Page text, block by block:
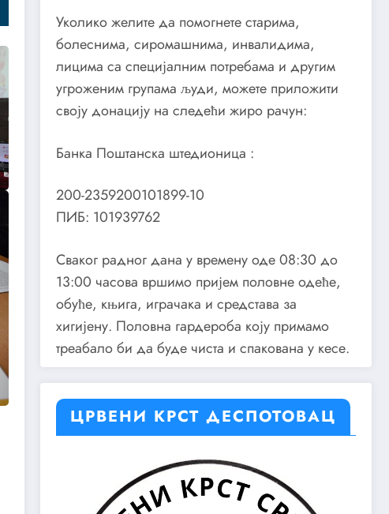
Уколико желите да помогнете старима,
болеснима, сиромашнима, инвалидима,
лицима са специјалним потребама и другим
угроженим групама људи, можете приложити
своју донацију на следећи жиро рачун:
Банка Поштанска штедионица :
200-2359200101899-10
ПИБ: 101939762
Сваког радног дана у времену оде 08:30 до
13:00 часова вршимо пријем половне одеће,
обуће, књига, играчака и средстава за
хигијену. Половна гардероба коју примамо
треабало би да буде чиста и спакована у кесе.
ЦРВЕНИ КРСТ ДЕСПОТОВАЦ